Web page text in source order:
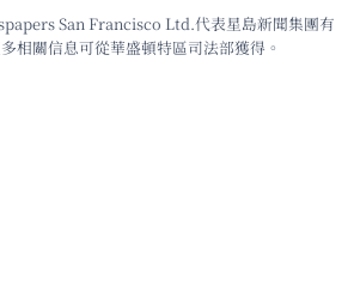
San Francisco Ltd.代表星島新聞集團有
相關信息可從華盛頓特區司法部獲得。